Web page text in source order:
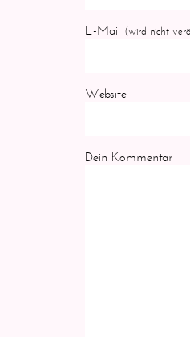
E-Mail (wird nicht
Website
Dein Kommentar